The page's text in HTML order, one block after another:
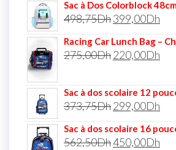
Sac à Dos Colorblock
498,75Dh399,00Dh
Racing Car Lunch Bag –
275,00Dh220,00Dh
Sac à dos scolaire 12
373,75Dh299,00Dh
Sac à dos scolaire 16
562,50Dh450,00Dh